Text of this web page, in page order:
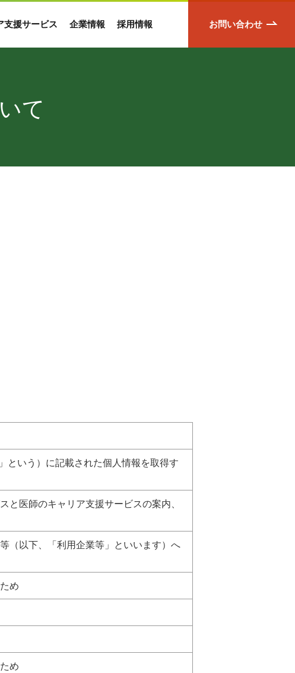
支援サービス 企業情報 採用情報 お問い合わせ
て
という）に記載された個人情報を取得す
医師のキャリア支援サービスの案内、
（以下、「利用企業等」といいます）へ
め
め